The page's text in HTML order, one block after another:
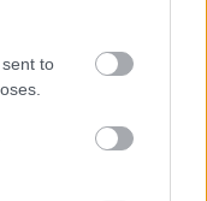
to
az eredeti
austeni romantika
okozott. A
a filmben (a